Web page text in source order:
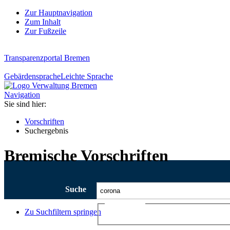
Zur Hauptnavigation
Zum Inhalt
Zur Fußzeile
Transparenzportal Bremen
GebärdenspracheLeichte Sprache
Navigation
Sie sind hier:
Vorschriften
Suchergebnis
Bremische Vorschriften
Suche
Zu Suchfiltern springen